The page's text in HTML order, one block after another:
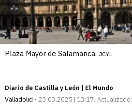
Plaza Mayor de Salamanca. JCYL
Diario de Castilla y León | El Mundo
Valladolid
23.03.2025 | 13:17 Actualizado: